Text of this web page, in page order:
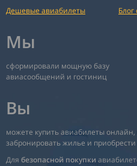
Дешевые авиабилеты
Мы
сформировали мощную базу
авиасообщений и гостиниц
Вы
можете купить авиабилеты
забронировать жилье и приобрести
Для безопасной покупки